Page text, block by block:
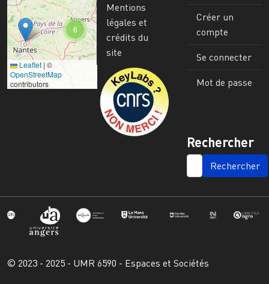
6
Leaflet | ©
OpenStreetMap
contributors
Mentions
légales et
crédits du
site
Image
Créer un
compte
Se connecter
Mot de passe
Rechercher
SEARCH
© 2023 - 2025 - UMR 6590 - Espaces et Sociétés